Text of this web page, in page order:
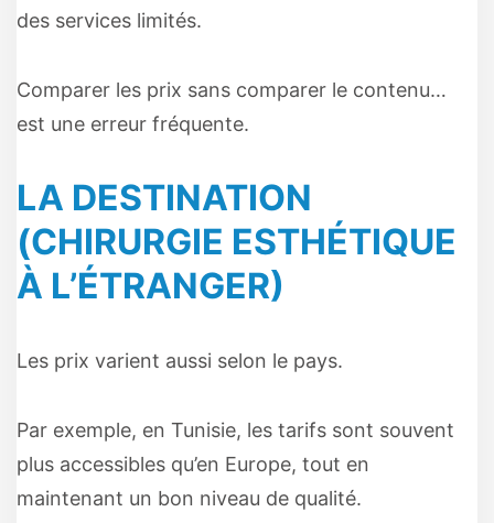
des services limités.
Comparer les prix sans comparer le contenu…
est une erreur fréquente.
LA DESTINATION
(CHIRURGIE ESTHÉTIQUE
À L’ÉTRANGER)
Les prix varient aussi selon le pays.
Par exemple, en Tunisie, les tarifs sont souvent
plus accessibles qu’en Europe, tout en
maintenant un bon niveau de qualité.